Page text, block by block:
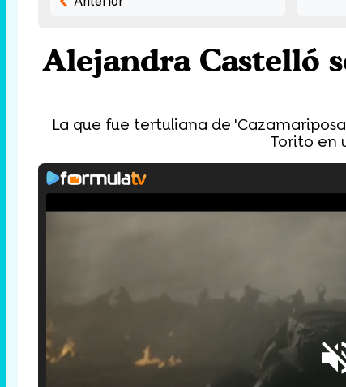
Alejandra Castelló
La que fue tertuliana de
Torito en